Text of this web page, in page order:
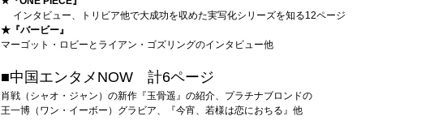
インタビュー、トリビア他で大成功を収めた実写化シリーズを知る12ページ
★『バービー』
マーゴット・ロビーとライアン・ゴズリングのインタビュー他
■中国エンタメNOW 計6ページ
肖戦（シャオ・ジャン）の新作『玉骨遥』の紹介、プラチナブロンドの
王一博（ワン・イーボー）グラビア、『今宵、若様は恋におちる』他